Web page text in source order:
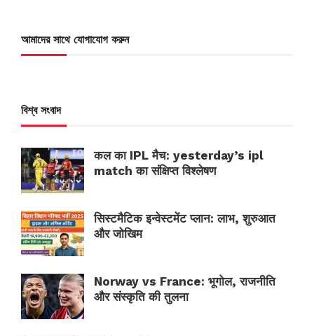
আমাদের সাথে যোগাযোগ করুন
বিশ্ব সংবাদ
कल का IPL मैच: yesterday’s ipl
match का संक्षिप्त विश्लेषण
सिस्टमैटिक इन्वेस्टमेंट प्लान: लाभ, शुरुआत
और जोखिम
Norway vs France: भूगोल, राजनीति
और संस्कृति की तुलना